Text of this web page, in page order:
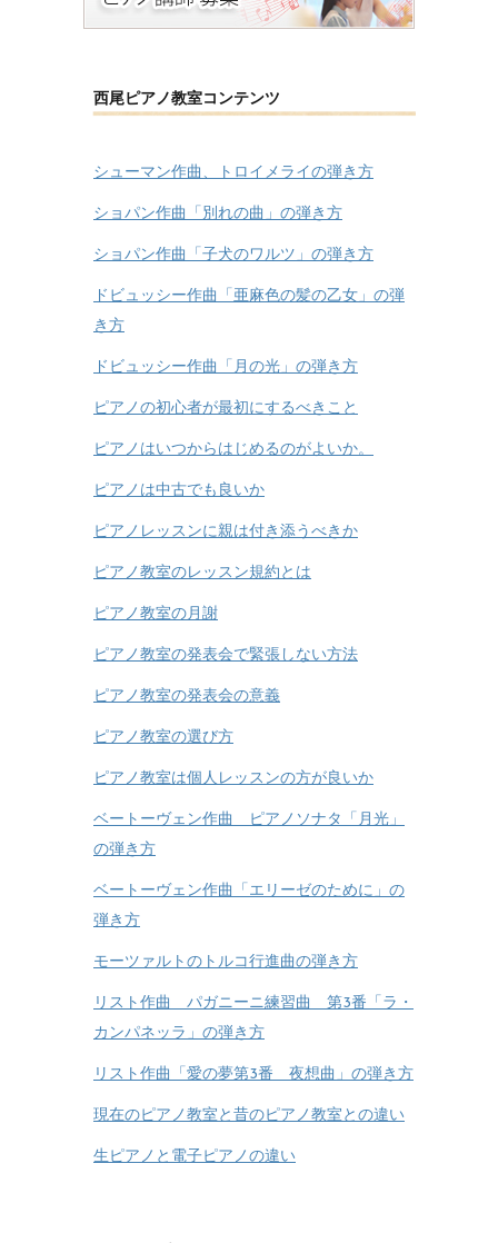
西尾ピアノ教室コンテンツ
シューマン作曲、トロイメライの弾き方
ショパン作曲「別れの曲」の弾き方
ショパン作曲「子犬のワルツ」の弾き方
ドビュッシー作曲「亜麻色の髪の乙女」の弾
き方
ドビュッシー作曲「月の光」の弾き方
ピアノの初心者が最初にするべきこと
ピアノはいつからはじめるのがよいか。
ピアノは中古でも良いか
ピアノレッスンに親は付き添うべきか
ピアノ教室のレッスン規約とは
ピアノ教室の月謝
ピアノ教室の発表会で緊張しない方法
ピアノ教室の発表会の意義
ピアノ教室の選び方
ピアノ教室は個人レッスンの方が良いか
ベートーヴェン作曲 ピアノソナタ「月光」
の弾き方
ベートーヴェン作曲「エリーゼのために」の
弾き方
モーツァルトのトルコ行進曲の弾き方
リスト作曲 パガニーニ練習曲 第3番「ラ・
カンパネッラ」の弾き方
リスト作曲「愛の夢第3番 夜想曲」の弾き方
現在のピアノ教室と昔のピアノ教室との違い
生ピアノと電子ピアノの違い